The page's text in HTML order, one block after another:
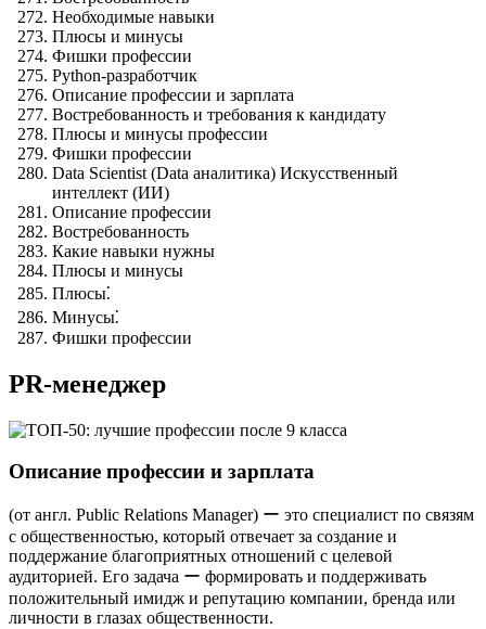
Необходимые навыки
Плюсы и минусы
Фишки профессии
Python-разработчик
Описание профессии и зарплата
Востребованность и требования к кандидату
Плюсы и минусы профессии
Фишки профессии
Data Scientist (Data аналитика) Искусственный
интеллект (ИИ)
Описание профессии
Востребованность
Какие навыки нужны
Плюсы и минусы
Плюсы⁚
Минусы⁚
Фишки профессии
PR-менеджер
Описание профессии и зарплата
(от англ. Public Relations Manager) ー это специалист по связям
с общественностью, который отвечает за создание и
поддержание благоприятных отношений с целевой
аудиторией. Его задача ー формировать и поддерживать
положительный имидж и репутацию компании, бренда или
личности в глазах общественности.